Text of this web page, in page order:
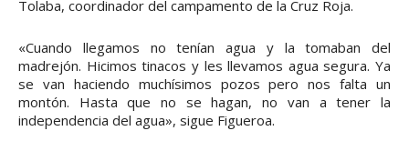
Tolaba, coordinador del campamento de la Cruz Roja.
«Cuando llegamos no tenían agua y la tomaban del
madrejón. Hicimos tinacos y les llevamos agua segura. Ya
se van haciendo muchísimos pozos pero nos falta un
montón. Hasta que no se hagan, no van a tener la
independencia del agua», sigue Figueroa.